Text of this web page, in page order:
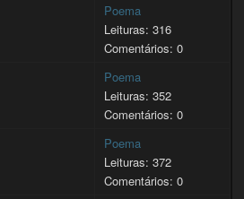
Poema
Leituras: 316
Comentários: 0
Poema
Leituras: 352
Comentários: 0
Poema
Leituras: 372
Comentários: 0